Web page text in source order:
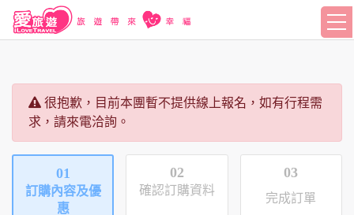
很抱歉，目前本團暫不提供線上報名，如有行程需
求，請來電洽詢。
01
訂購內容及優
惠
02
確認訂購資料
03
完成訂單